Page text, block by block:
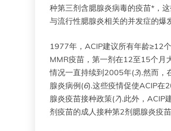
种第三剂含腮腺炎病毒的疫苗*，
与流行性腮腺炎相关的并发症的爆
1977年，ACIP建议所有年龄≥12
MMR疫苗，第一剂在12至15个月
情况一直持续到2005年(3).然而，
腺炎病例(6).这些疫情促使ACIP在
腺炎疫苗接种政策(7).此外，ACIP
剂疫苗的成人接种第2剂腮腺炎疫苗